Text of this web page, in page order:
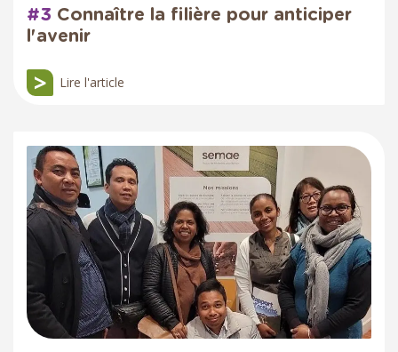
#3 Connaître la filière pour anticiper
l'avenir
Lire l'article